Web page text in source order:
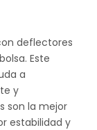
deflectores
Este
a
y
son la mejor
estabilidad y